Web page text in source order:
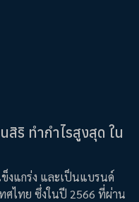
ริ ทำกำไรสูงสุด ใน
งแกร่ง และเป็นแบรนด์
ไทย ซึ่งในปี 2566 ที่ผ่าน